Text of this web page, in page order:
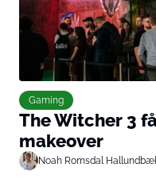
Gaming
The Witcher 3
makeover
Noah Romsdal